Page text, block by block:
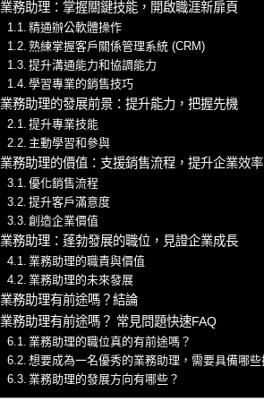
業務助理：掌握關鍵技能，開啟職涯新扉頁
精通辦公軟體操作
熟練掌握客戶關係管理系統 (CRM)
提升溝通能力和協調能力
學習專業的銷售技巧
業務助理的發展前景：提升能力，把握先機
提升專業技能
主動學習和參與
業務助理的價值：支援銷售流程，提升企業效率
優化銷售流程
提升客戶滿意度
創造企業價值
業務助理：蓬勃發展的職位，見證企業成長
業務助理的職責與價值
業務助理的未來發展
業務助理有前途嗎？結論
業務助理有前途嗎？ 常見問題快速FAQ
業務助理的職位真的有前途嗎？
想要成為一名優秀的業務助理，需要具備哪
業務助理的發展方向有哪些？